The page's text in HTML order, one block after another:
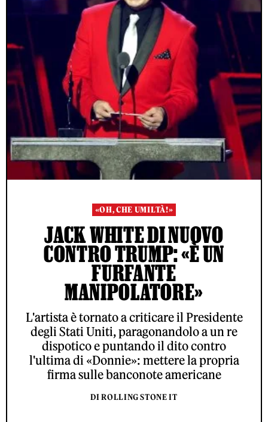
«OH, CHE UMILTÀ!»
JACK WHITE DI NUOVO
CONTRO TRUMP: «È UN
FURFANTE
MANIPOLATORE»
L'artista è tornato a criticare il Presidente
degli Stati Uniti, paragonandolo a un re
dispotico e puntando il dito contro
l'ultima di «Donnie»: mettere la propria
firma sulle banconote americane
DI ROLLING STONE IT